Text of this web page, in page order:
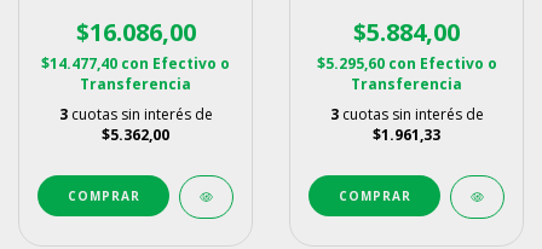
$16.086,00
$14.477,40 con Efectivo o
Transferencia
3 cuotas sin interés de
$5.362,00
$5.884,00
$5.295,60 con Efectivo o
Transferencia
3 cuotas sin interés de
$1.961,33